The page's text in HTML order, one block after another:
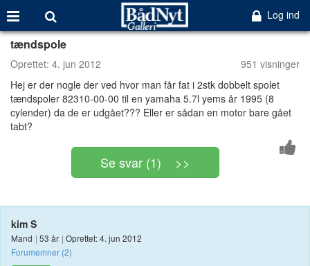
Log ind
tændspole
Oprettet: 4. jun 2012
951 visninger
Hej er der nogle der ved hvor man får fat i 2stk dobbelt spolet
tændspoler 82310-00-00 til en yamaha 5.7l yems år 1995 (8
cylender) da de er udgået??? Eller er sådan en motor bare gået
tabt?
Se svar (1) >>
kim S
Mand | 53 år | Oprettet: 4. jun 2012
Forumemner (2)